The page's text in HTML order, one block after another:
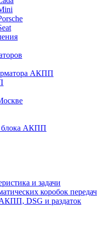
АКПП
блока АКПП
и задачи
коробок передач
DSG и раздаток